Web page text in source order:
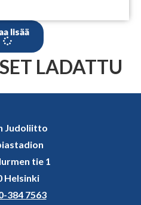
lisää
LADATTU
Judoliitto
tie 1
Helsinki
384 7563